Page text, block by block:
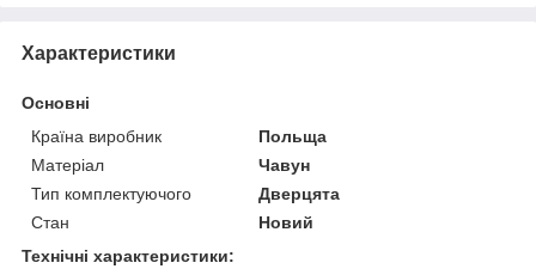
Характеристики
Основні
Країна виробник
Польща
Матеріал
Чавун
Тип комплектуючого
Дверцята
Стан
Новий
Технічні характеристики: